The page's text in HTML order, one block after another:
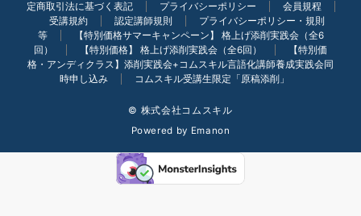
定商取引法に基づく表記
プライバシーポリシー
会員規程
受講規約
認定講師規則
プライバシーポリシー・規則
等
【特別価格サマーキャンペーン】 格上げ添削実践会（全6
回）
【特別価格】 格上げ添削実践会（全6回）
【特別価
格・アンディクラス】添削実践会+コムスキル言語化講師養成実践会同
時申し込み
コムスキル受講生限定「原稿添削」
© 株式会社コムスキル
Powered by Emanon